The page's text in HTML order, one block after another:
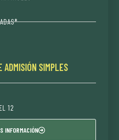
ADMISIÓN SIMPLES
12
INFORMACIÓN